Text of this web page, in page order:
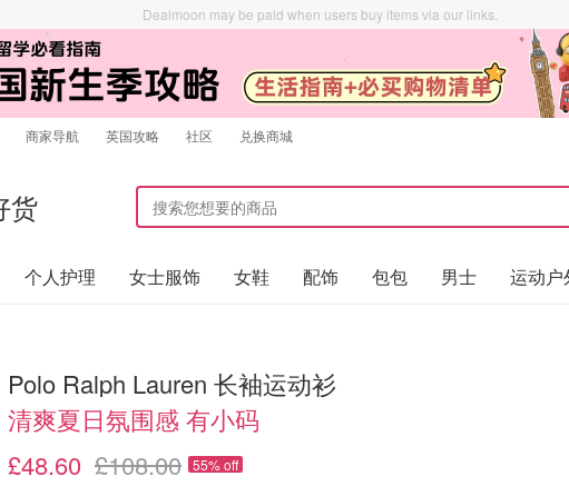
Dealmoon may be paid when users buy items via our links.
商家导航 英国攻略 社区 兑换商城
货
个人护理 女士服饰 女鞋 配饰 包包 男士 运动户
Polo Ralph Lauren 长袖运动衫
清爽夏日氛围感 有小码
£48.60 £108.00 55% off